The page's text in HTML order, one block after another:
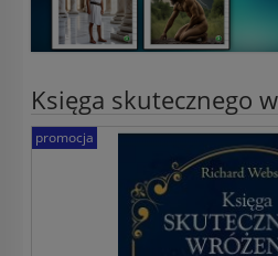
Księga skutecznego
promocja